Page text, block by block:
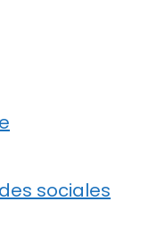
sociales